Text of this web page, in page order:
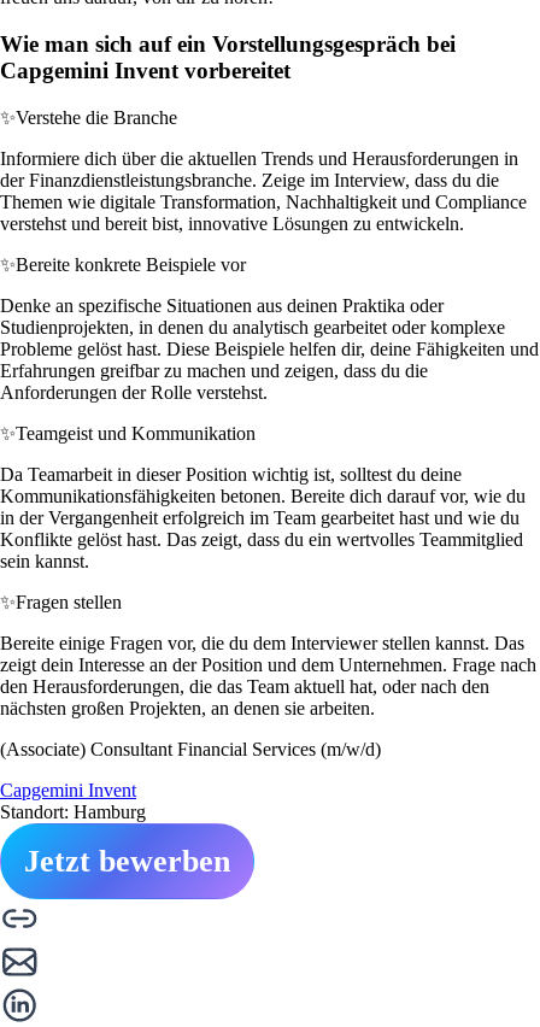
Wie man sich auf ein Vorstellungsgespräch bei
Capgemini Invent vorbereitet
✨Verstehe die Branche
Informiere dich über die aktuellen Trends und Herausforderungen in
der Finanzdienstleistungsbranche. Zeige im Interview, dass du die
Themen wie digitale Transformation, Nachhaltigkeit und Compliance
verstehst und bereit bist, innovative Lösungen zu entwickeln.
✨Bereite konkrete Beispiele vor
Denke an spezifische Situationen aus deinen Praktika oder
Studienprojekten, in denen du analytisch gearbeitet oder komplexe
Probleme gelöst hast. Diese Beispiele helfen dir, deine Fähigkeiten und
Erfahrungen greifbar zu machen und zeigen, dass du die
Anforderungen der Rolle verstehst.
✨Teamgeist und Kommunikation
Da Teamarbeit in dieser Position wichtig ist, solltest du deine
Kommunikationsfähigkeiten betonen. Bereite dich darauf vor, wie du
in der Vergangenheit erfolgreich im Team gearbeitet hast und wie du
Konflikte gelöst hast. Das zeigt, dass du ein wertvolles Teammitglied
sein kannst.
✨Fragen stellen
Bereite einige Fragen vor, die du dem Interviewer stellen kannst. Das
zeigt dein Interesse an der Position und dem Unternehmen. Frage nach
den Herausforderungen, die das Team aktuell hat, oder nach den
nächsten großen Projekten, an denen sie arbeiten.
(Associate) Consultant Financial Services (m/w/d)
Capgemini Invent
Standort: Hamburg
Jetzt bewerben